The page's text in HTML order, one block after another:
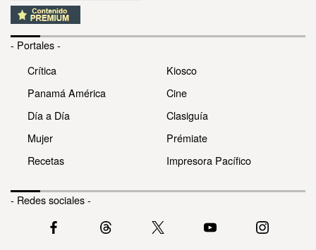
- Portales -
Crítica
Panamá América
Día a Día
Mujer
Recetas
Kiosco
Cine
Clasiguía
Prémiate
Impresora Pacífico
- Redes sociales -